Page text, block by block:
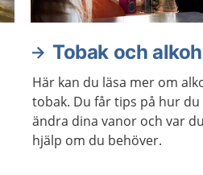
Tobak och
Här kan du läsa mer om
tobak. Du får tips på hur du
ändra dina vanor och var
hjälp om du behöver.